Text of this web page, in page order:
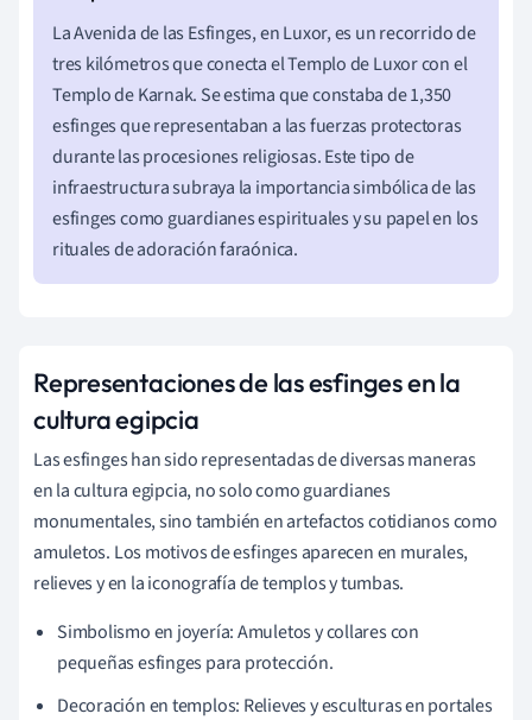
La Avenida de las Esfinges, en Luxor, es un recorrido de
tres kilómetros que conecta el Templo de Luxor con el
Templo de Karnak. Se estima que constaba de 1,350
esfinges que representaban a las fuerzas protectoras
durante las procesiones religiosas. Este tipo de
infraestructura subraya la importancia simbólica de las
esfinges como guardianes espirituales y su papel en los
rituales de adoración faraónica.
Representaciones de las esfinges en la
cultura egipcia
Las esfinges han sido representadas de diversas maneras
en la cultura egipcia, no solo como guardianes
monumentales, sino también en artefactos cotidianos como
amuletos. Los motivos de esfinges aparecen en murales,
relieves y en la iconografía de templos y tumbas.
Simbolismo en joyería: Amuletos y collares con
pequeñas esfinges para protección.
Decoración en templos: Relieves y esculturas en portales